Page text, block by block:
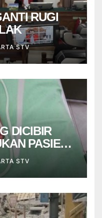
RUGI
STV
DICIBIR
PASIEN
STV